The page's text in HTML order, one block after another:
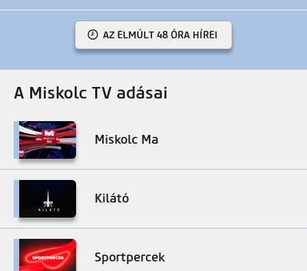
AZ ELMÚLT 48 ÓRA HÍREI
A Miskolc TV adásai
Miskolc Ma
Kilátó
Sportpercek